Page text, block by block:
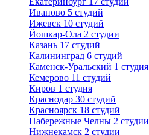
Иваново 5 студий
Ижевск 10 студий
Йошкар-Ола 2 студии
Казань 17 студий
Калининград 6 студий
Каменск-Уральский 1 студия
Кемерово 11 студий
Киров 1 студия
Краснодар 30 студий
Красноярск 18 студий
Набережные Челны 2 студии
Нижнекамск 2 студии